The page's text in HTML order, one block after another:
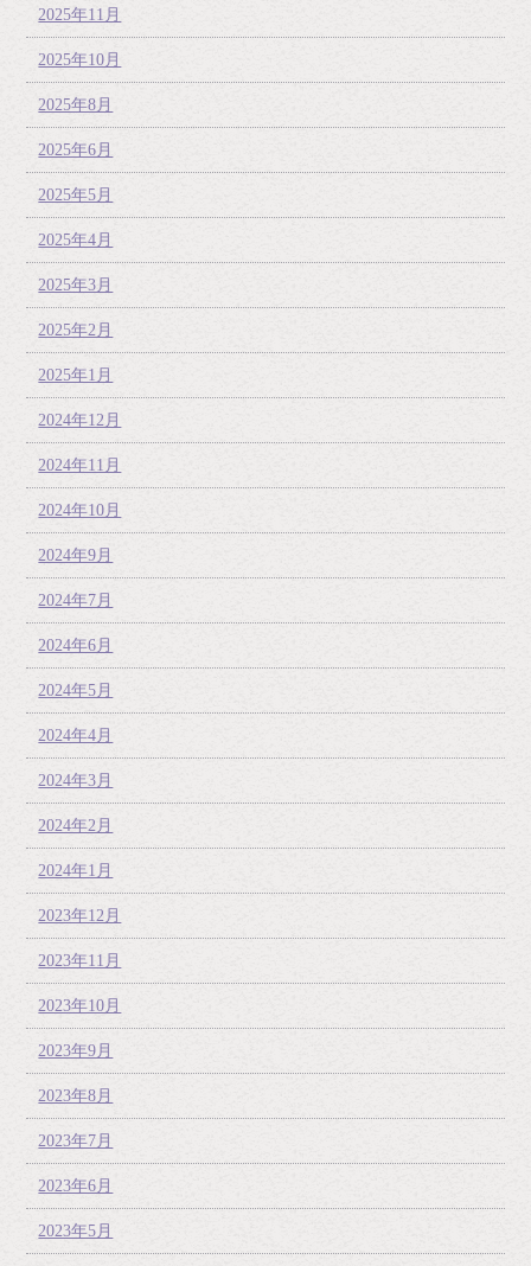
2025年11月
2025年10月
2025年8月
2025年6月
2025年5月
2025年4月
2025年3月
2025年2月
2025年1月
2024年12月
2024年11月
2024年10月
2024年9月
2024年7月
2024年6月
2024年5月
2024年4月
2024年3月
2024年2月
2024年1月
2023年12月
2023年11月
2023年10月
2023年9月
2023年8月
2023年7月
2023年6月
2023年5月